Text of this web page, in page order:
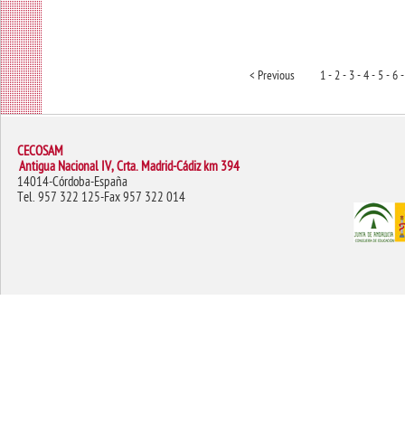
< Previous 1 -2 -3 -4 -5 -6 -
CECOSAM
Antigua Nacional IV, Crta. Madrid-Cádiz km 394
14014-Córdoba-España
Tel. 957 322 125-Fax 957 322 014